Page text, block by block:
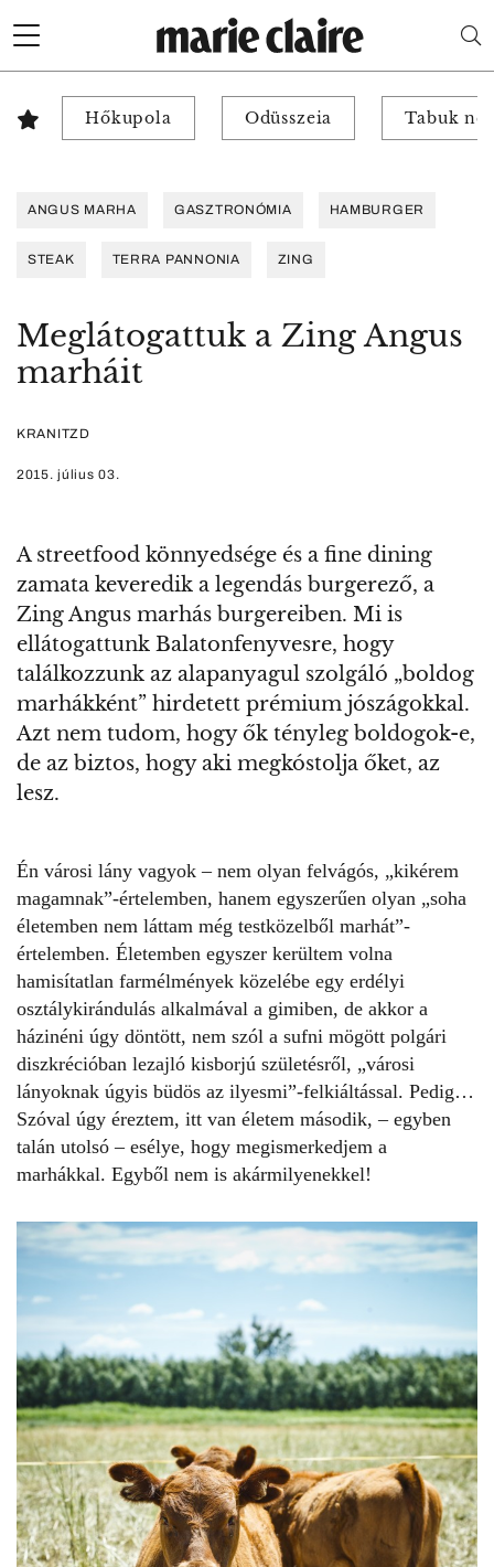
Hőkupola Odüsszeia Tabuk
ANGUS MARHA GASZTRONÓMIA HAMBURGER
STEAK TERRA PANNONIA ZING
Meglátogattuk a Zing Angus
marháit
KRANITZD
2015. július 03.
A streetfood könnyedsége és a fine dining
zamata keveredik a legendás burgerező, a
Zing Angus marhás burgereiben. Mi is
ellátogattunk Balatonfenyvesre, hogy
találkozzunk az alapanyagul szolgáló „boldog
marhákként” hirdetett prémium jószágokkal.
Azt nem tudom, hogy ők tényleg boldogok-e,
de az biztos, hogy aki megkóstolja őket, az
lesz.
Én városi lány vagyok – nem olyan felvágós, „kikérem
magamnak”-értelemben, hanem egyszerűen olyan „soha
életemben nem láttam még testközelből marhát”-
értelemben. Életemben egyszer kerültem volna
hamisítatlan farmélmények közelébe egy erdélyi
osztálykirándulás alkalmával a gimiben, de akkor a
házinéni úgy döntött, nem szól a sufni mögött polgári
diszkrécióban lezajló kisborjú születésről, „városi
lányoknak úgyis büdös az ilyesmi”-felkiáltással. Pedig…
Szóval úgy éreztem, itt van életem második, – egyben
talán utolsó – esélye, hogy megismerkedjem a
marhákkal. Egyből nem is akármilyenekkel!